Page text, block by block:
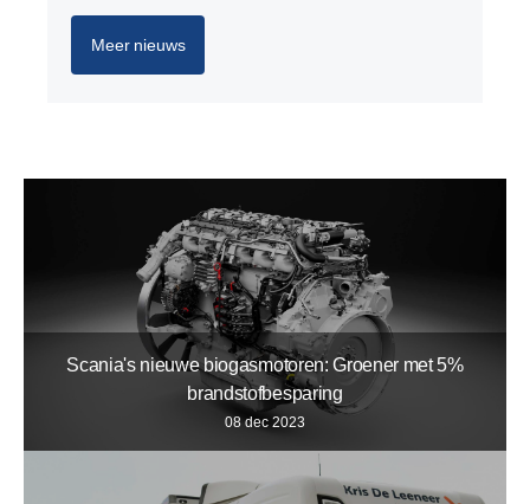
Meer nieuws
Scania's nieuwe biogasmotoren: Groener met 5%
brandstofbesparing
08 dec 2023